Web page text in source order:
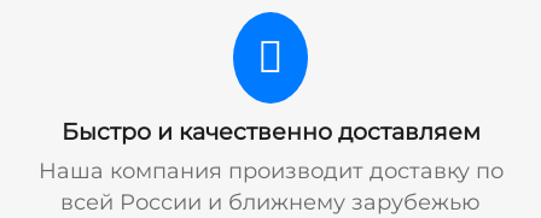
Быстро и качественно доставляем
Наша компания производит доставку по
всей России и ближнему зарубежью